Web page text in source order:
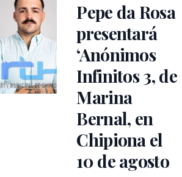
Pepe da Rosa
presentará
‘Anónimos
Infinitos 3, de
Marina
Bernal, en
Chipiona el
10 de agosto